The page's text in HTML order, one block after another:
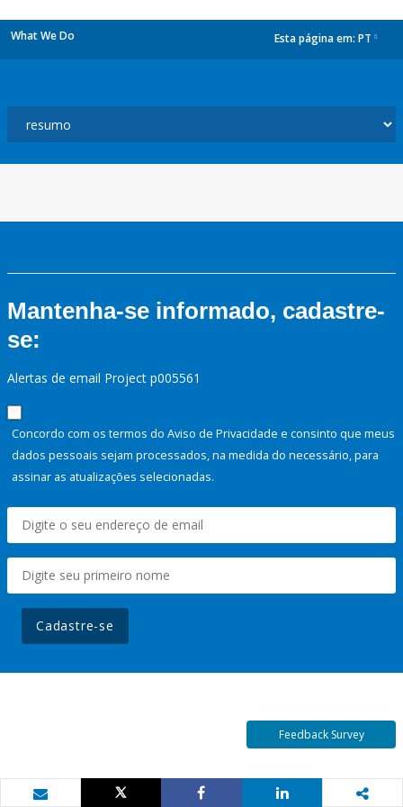
What We Do Esta página em: PT
Mantenha-se informado, cadastre-
se:
Alertas de email Project p005561
Concordo com os termos do Aviso de Privacidade e consinto que meus
dados pessoais sejam processados, na medida do necessário, para
assinar as atualizações selecionadas.
Cadastre-se
Feedback Survey